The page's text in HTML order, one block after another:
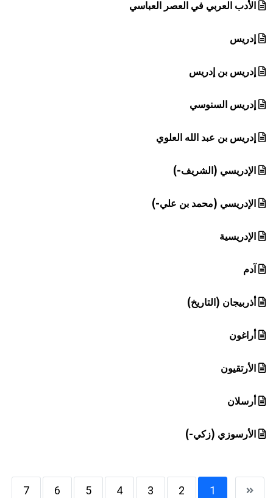
الأدب العربي في العصر العباسي
إدريس
إدريس بن إدريس
إدريس السنوسي
إدريس بن عبد الله العلوي
الإدريسي (الشريف-)
الإدريسي (محمد بن علي-)
الإدريسية
آدم
أذربيجان (التاريخ)
أراغون
الأرتقيون
أرسلان
الأرسوزي (زكي-)
1
2
3
4
5
6
7